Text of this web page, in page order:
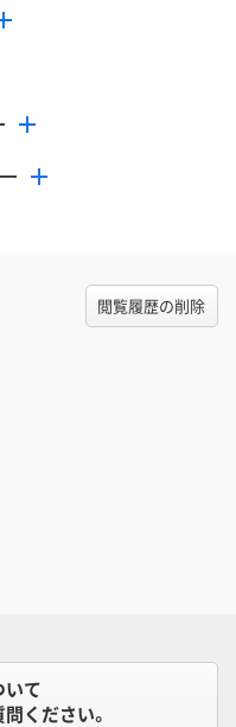
閲覧履歴の削除
いて
ください。